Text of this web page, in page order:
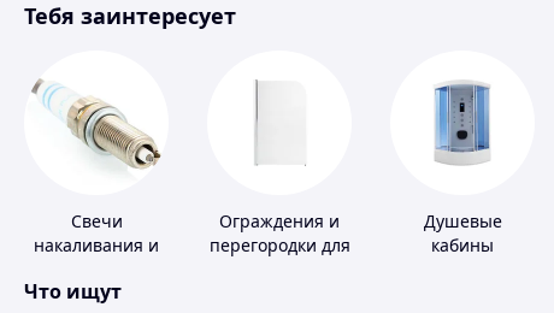
Инструмент
Тебя заинтересует
Свечи
накаливания и
Ограждения и
перегородки для
Душевые
кабины
Что ищут